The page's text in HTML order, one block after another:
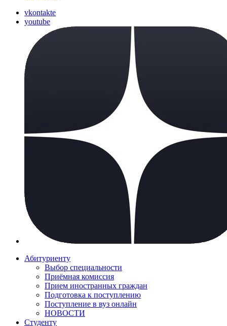
vkontakte
youtube
Абитуриенту
Выбор специальности
Приёмная комиссия
Прием иностранных граждан
Подготовка к поступлению
Поступление в вуз онлайн
НОВОСТИ
Студенту